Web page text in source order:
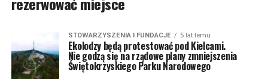
STOWARZYSZENIA I FUNDACJE 5 lat temu
Ekolodzy będą protestować pod Kielcami.
Nie godzą się na rządowe plany zmniejszenia
Świętokrzyskiego Parku Narodowego